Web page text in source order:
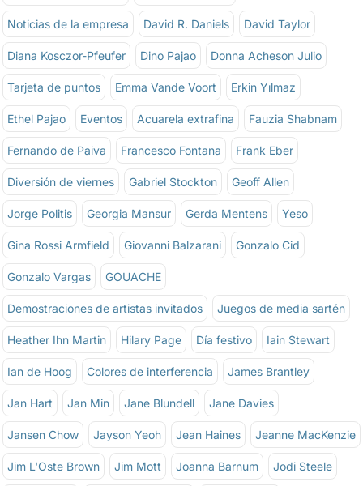
Noticias de la empresa David R. Daniels David Taylor
Diana Kosczor-Pfeufer Dino Pajao Donna Acheson Julio
Tarjeta de puntos Emma Vande Voort Erkin Yılmaz
Ethel Pajao Eventos Acuarela extrafina Fauzia Shabnam
Fernando de Paiva Francesco Fontana Frank Eber
Diversión de viernes Gabriel Stockton Geoff Allen
Jorge Politis Georgia Mansur Gerda Mentens Yeso
Gina Rossi Armfield Giovanni Balzarani Gonzalo Cid
Gonzalo Vargas GOUACHE
Demostraciones de artistas invitados Juegos de media sartén
Heather Ihn Martin Hilary Page Día festivo Iain Stewart
Ian de Hoog Colores de interferencia James Brantley
Jan Hart Jan Min Jane Blundell Jane Davies
Jansen Chow Jayson Yeoh Jean Haines Jeanne MacKenzie
Jim L'Oste Brown Jim Mott Joanna Barnum Jodi Steele